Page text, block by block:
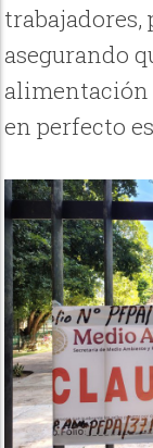
trabajadores,
asegurando
alimentación
en perfecto